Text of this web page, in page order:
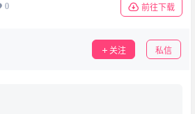
0 前往下载
关注 私信